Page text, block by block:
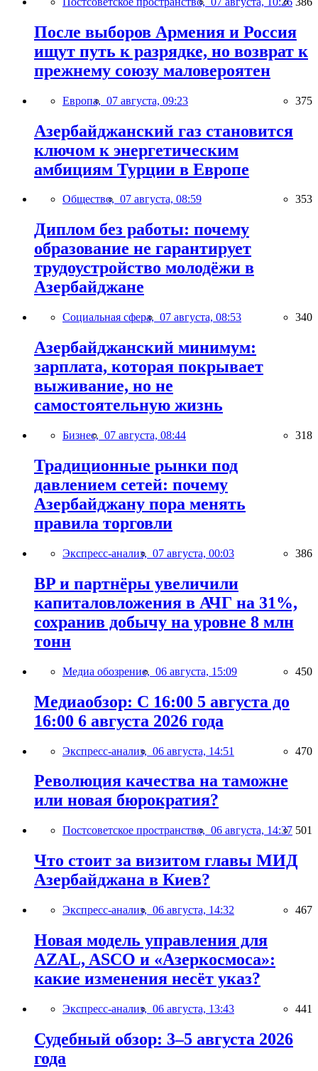
После выборов Армения и Россия
ищут путь к разрядке, но возврат к
прежнему союзу маловероятен
Европа, 07 августа, 09:23 375
Азербайджанский газ становится
ключом к энергетическим
амбициям Турции в Европе
Общество, 07 августа, 08:59 353
Диплом без работы: почему
образование не гарантирует
трудоустройство молодёжи в
Азербайджане
Социальная сфера, 07 августа, 08:53 340
Азербайджанский минимум:
зарплата, которая покрывает
выживание, но не
самостоятельную жизнь
Бизнес, 07 августа, 08:44 318
Традиционные рынки под
давлением сетей: почему
Азербайджану пора менять
правила торговли
Экспресс-анализ, 07 августа, 00:03 386
BP и партнёры увеличили
капиталовложения в АЧГ на 31%,
сохранив добычу на уровне 8 млн
тонн
Медиа обозрение, 06 августа, 15:09 450
Медиаобзор: С 16:00 5 августа до
16:00 6 августа 2026 года
Экспресс-анализ, 06 августа, 14:51 470
Революция качества на таможне
или новая бюрократия?
Постсоветское пространство, 06 августа, 14:37 501
Что стоит за визитом главы МИД
Азербайджана в Киев?
Экспресс-анализ, 06 августа, 14:32 467
Новая модель управления для
AZAL, ASCO и «Азеркосмоса»:
какие изменения несёт указ?
Экспресс-анализ, 06 августа, 13:43 441
Судебный обзор: 3–5 августа 2026
года